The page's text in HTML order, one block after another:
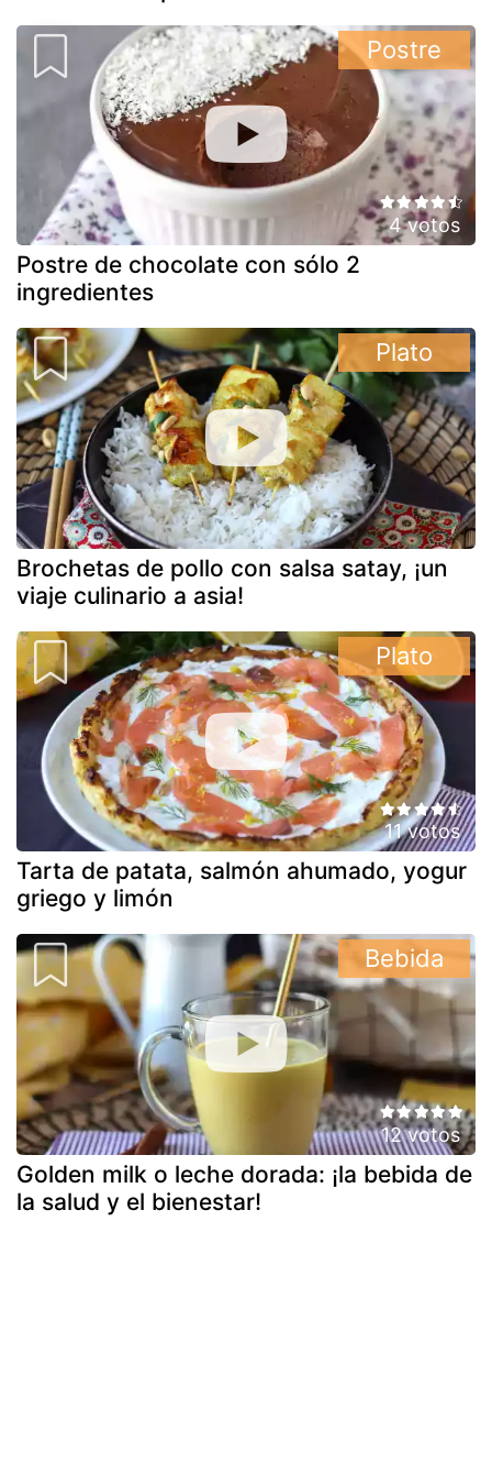
4 votos
Postre de chocolate con sólo 2
ingredientes
Postre
Brochetas de pollo con salsa satay, ¡un
viaje culinario a asia!
Plato
11 votos
Tarta de patata, salmón ahumado, yogur
griego y limón
Plato
12 votos
Golden milk o leche dorada: ¡la bebida de
la salud y el bienestar!
Bebida